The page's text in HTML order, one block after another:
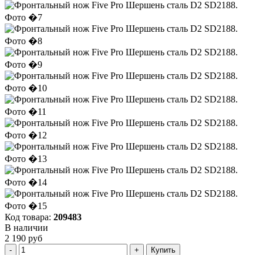
Код товара: 209483
В наличии
2 190 руб
Купить